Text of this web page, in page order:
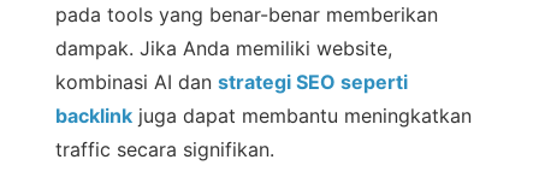
pada tools yang benar-benar memberikan
dampak. Jika Anda memiliki website,
kombinasi AI dan strategi SEO seperti
backlink juga dapat membantu meningkatkan
traffic secara signifikan.